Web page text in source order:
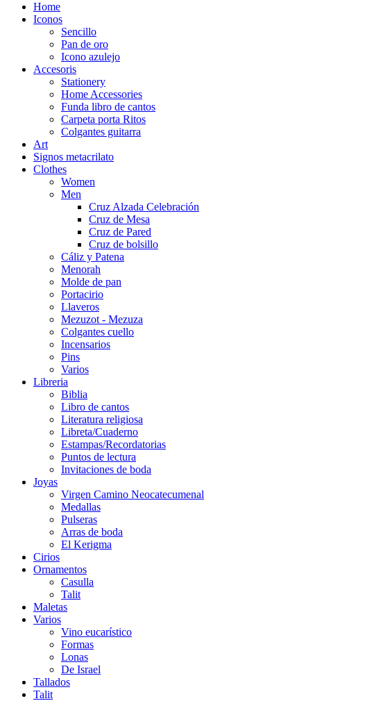
Home
Iconos
Sencillo
Pan de oro
Icono azulejo
Accesoris
Stationery
Home Accessories
Funda libro de cantos
Carpeta porta Ritos
Colgantes guitarra
Art
Signos metacrilato
Clothes
Women
Men
Cruz Alzada Celebración
Cruz de Mesa
Cruz de Pared
Cruz de bolsillo
Cáliz y Patena
Menorah
Molde de pan
Portacirio
Llaveros
Mezuzot - Mezuza
Colgantes cuello
Incensarios
Pins
Varios
Libreria
Biblia
Libro de cantos
Literatura religiosa
Libreta/Cuaderno
Estampas/Recordatorias
Puntos de lectura
Invitaciones de boda
Joyas
Virgen Camino Neocatecumenal
Medallas
Pulseras
Arras de boda
El Kerigma
Cirios
Ornamentos
Casulla
Talit
Maletas
Varios
Vino eucarístico
Formas
Lonas
De Israel
Tallados
Talit